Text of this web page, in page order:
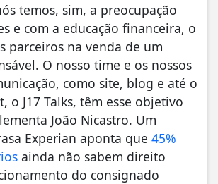
temos, sim, a preocupação
e com a educação financeira, o
parceiros na venda de um
O nosso time e os nossos
como site, blog e até o
o J17 Talks, têm esse objetivo
João Nicastro. Um
Experian aponta que 45%
ainda não sabem direito
do consignado